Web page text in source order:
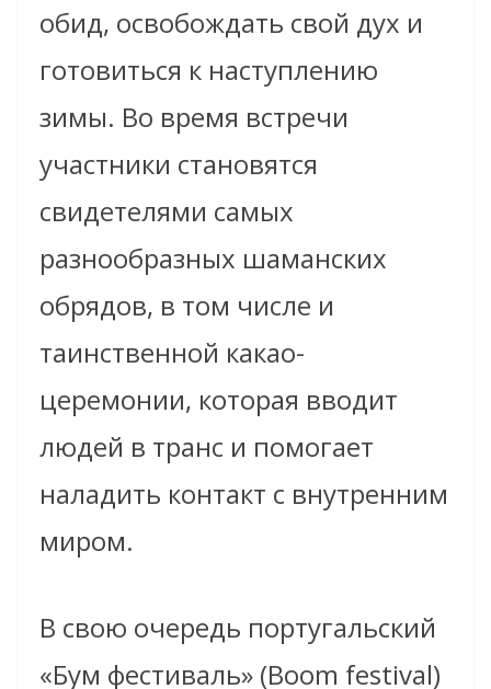
обид, освобождать свой дух и
готовиться к наступлению
зимы. Во время встречи
участники становятся
свидетелями самых
разнообразных шаманских
обрядов, в том числе и
таинственной какао-
церемонии, которая вводит
людей в транс и помогает
наладить контакт с внутренним
миром.
В свою очередь португальский
«Бум фестиваль» (Boom festival)